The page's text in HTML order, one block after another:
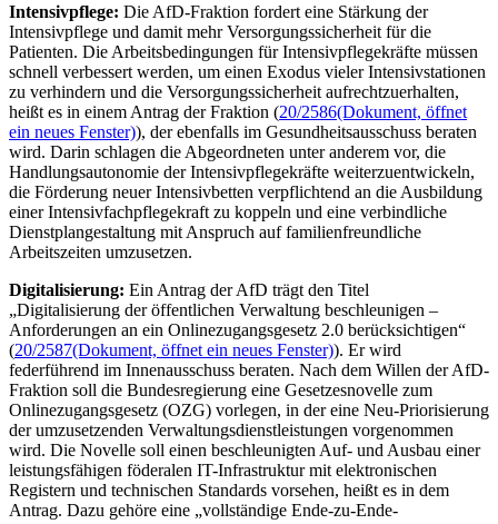
Intensivpflege: Die AfD-Fraktion fordert eine Stärkung der
Intensivpflege und damit mehr Versorgungssicherheit für die
Patienten. Die Arbeitsbedingungen für Intensivpflegekräfte müssen
schnell verbessert werden, um einen Exodus vieler Intensivstationen
zu verhindern und die Versorgungssicherheit aufrechtzuerhalten,
heißt es in einem Antrag der Fraktion (20/2586(Dokument, öffnet
ein neues Fenster)), der ebenfalls im Gesundheitsausschuss beraten
wird. Darin schlagen die Abgeordneten unter anderem vor, die
Handlungsautonomie der Intensivpflegekräfte weiterzuentwickeln,
die Förderung neuer Intensivbetten verpflichtend an die Ausbildung
einer Intensivfachpflegekraft zu koppeln und eine verbindliche
Dienstplangestaltung mit Anspruch auf familienfreundliche
Arbeitszeiten umzusetzen.
Digitalisierung: Ein Antrag der AfD trägt den Titel
„Digitalisierung der öffentlichen Verwaltung beschleunigen –
Anforderungen an ein Onlinezugangsgesetz 2.0 berücksichtigen“
(20/2587(Dokument, öffnet ein neues Fenster)). Er wird
federführend im Innenausschuss beraten. Nach dem Willen der AfD-
Fraktion soll die Bundesregierung eine Gesetzesnovelle zum
Onlinezugangsgesetz (OZG) vorlegen, in der eine Neu-Priorisierung
der umzusetzenden Verwaltungsdienstleistungen vorgenommen
wird. Die Novelle soll einen beschleunigten Auf- und Ausbau einer
leistungsfähigen föderalen IT-Infrastruktur mit elektronischen
Registern und technischen Standards vorsehen, heißt es in dem
Antrag. Dazu gehöre eine „vollständige Ende-zu-Ende-